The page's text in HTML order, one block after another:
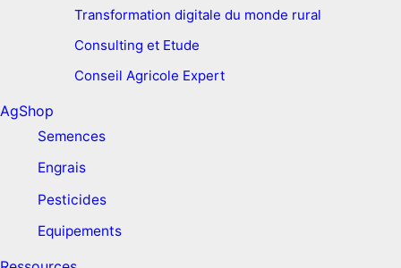
Transformation digitale du monde rural
Consulting et Etude
Conseil Agricole Expert
AgShop
Semences
Engrais
Pesticides
Equipements